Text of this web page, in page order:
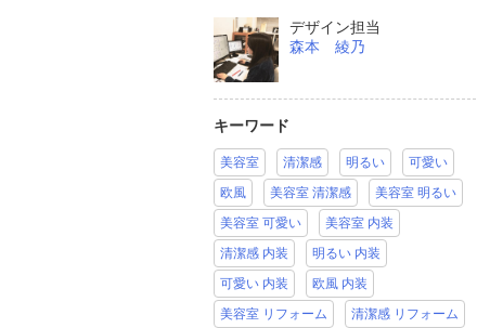
デザイン担当
森本 綾乃
キーワード
美容室 清潔感 明るい
可愛い
欧風
美容室 清潔感
美容室 明るい
美容室 可愛い
美容室 内装
清潔感 内装
明るい 内装
可愛い 内装
欧風 内装
美容室 リフォーム
清潔感 リフォーム